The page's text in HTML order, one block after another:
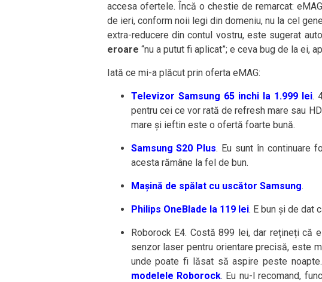
accesa ofertele. Încă o chestie de remarcat:
de ieri, conform noii legi din domeniu, nu la cel
extra-reducere din contul vostru, este sugerat
eroare “nu a putut fi aplicat”; e ceva bug de la ei,
Iată ce mi-a plăcut prin oferta eMAG:
Televizor Samsung 65 inchi la 1.999 lei.
pentru cei ce vor rată de refresh mare sau
mare și ieftin este o ofertă foarte bună.
Samsung S20 Plus. Eu sunt în continuare
acesta rămâne la fel de bun.
Mașină de spălat cu uscător Samsung.
Philips OneBlade la 119 lei. E bun și de dat
Roborock E4. Costă 899 lei, dar rețineți că
senzor laser pentru orientare precisă, este
unde poate fi lăsat să aspire peste
modelele Roborock. Eu nu-l recomand,